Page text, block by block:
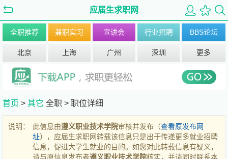
应届生求职网
全职推荐 兼职实习 宣讲会 行业招聘 BBS论坛
北京 上海 广州 深圳 更多
首页 > 其它 全职 > 职位详细
说明： 此信息由遵义职业技术学院审核并发布（查看原发布网
址），应届生求职网转载该信息只是出于传递更多就业招聘
信息，促进大学生就业的目的。如您对此转载信息有疑义，
请与原信息发布者遵义职业技术学院核实，并请同时联系本